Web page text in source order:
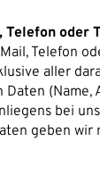
oder
Telefon
aller
(Name,
bei
geben wir